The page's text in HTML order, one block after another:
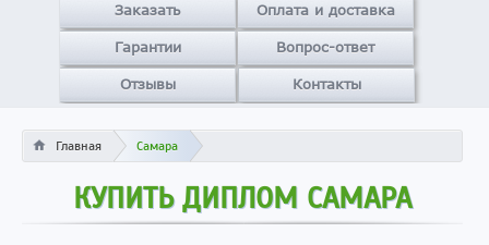
Заказать Оплата и доставка
Гарантии Вопрос-ответ
Отзывы Контакты
Главная Самара
КУПИТЬ ДИПЛОМ САМАРА